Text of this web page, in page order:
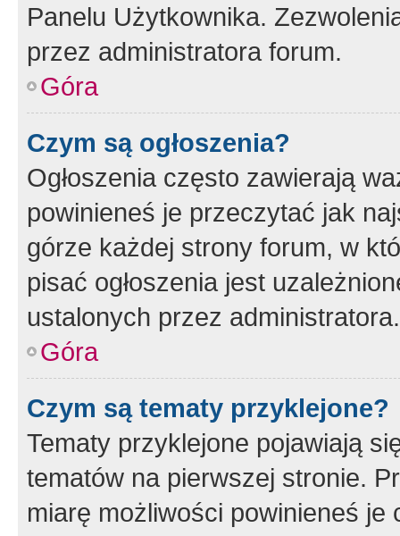
Panelu Użytkownika.
przez administratora forum.
Góra
Czym są ogłoszenia?
Ogłoszenia często zawierają
powinieneś je przeczytać jak
górze każdej strony forum, w
pisać ogłoszenia jest
ustalonych przez administratora.
Góra
Czym są tematy przyklejone?
Tematy przyklejone pojawiają
tematów na pierwszej stronie.
miarę możliwości powinieneś je